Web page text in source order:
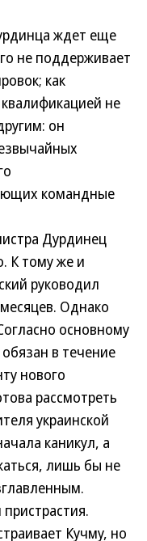
ждет еще
не поддерживает
как
не
он
командные
Дурдинец
К тому же и
руководил
Однако
основному
в течение
нового
рассмотреть
украинской
каникул, а
лишь бы не
Кучму, но